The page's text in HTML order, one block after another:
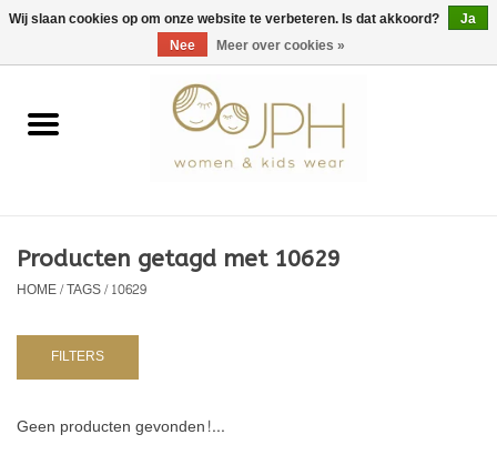
EUR/GBP/USD 0 Artikelen - €0,00
Home
Kids
NURSERY / TABLEWARE
Producten getagd met 10629
HOME/TAGS/10629
FILTERS
Geen producten gevonden!...
Wij slaan cookies op om onze website te verbeteren. Is dat akkoord?
Ja
Nee
Meer over cookies »